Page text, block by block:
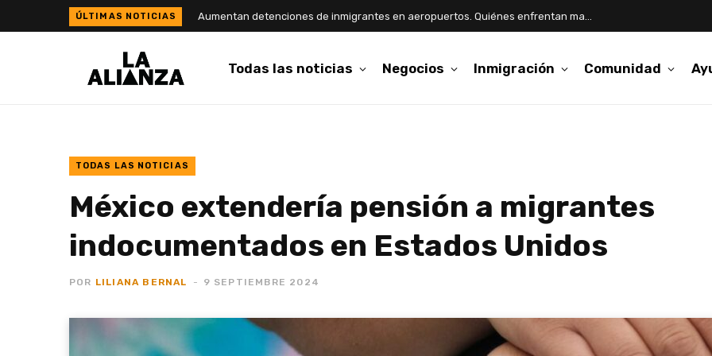
Todas las noticias Negocios Inmigración Comunidad
TODAS LAS NOTICIAS
México extendería pensión a migrantes
indocumentados en Estados Unidos
POR LILIANA BERNAL 9 SEPTIEMBRE 2024